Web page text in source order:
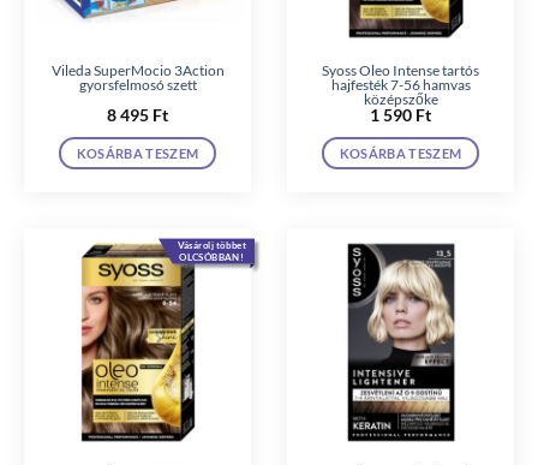
Vileda SuperMocio 3Action
gyorsfelmosó szett
8 495 Ft
KOSÁRBA TESZEM
Syoss Oleo Intense tartós
hajfesték 7-56 hamvas
középszőke
1 590 Ft
KOSÁRBA TESZEM
Vásárolj többet
OLCSÓBBAN!